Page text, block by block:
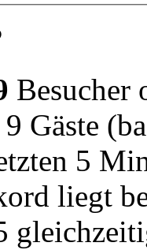
Besucher
Gäste
5
liegt